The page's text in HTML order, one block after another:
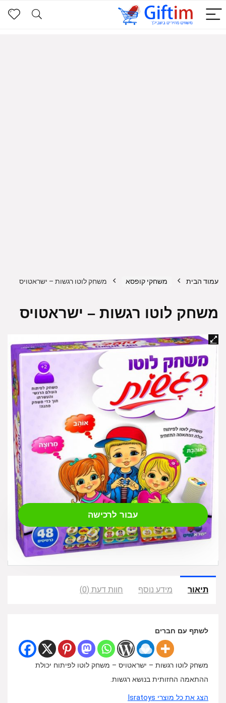
עמוד הבית משחקי קופסא משחק לוטו רגשות – ישראטויס
משחק לוטו רגשות – ישראטויס
₪ 49.00
עבור לרכישה
תיאור מידע נוסף חוות דעת (0)
לשתף עם חברים
משחק לוטו רגשות – ישראטויס – משחק לוטו לפיתוח יכולת
ההתאמה החזותית בנושא רגשות.
הצג את כל מוצרי Isratoys